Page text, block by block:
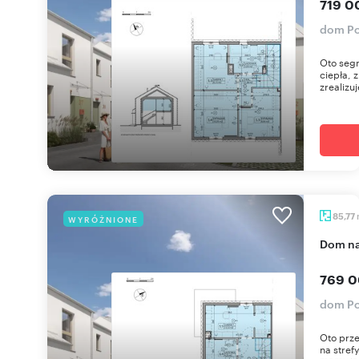
719
dom
Oto
ciepła,
WYRÓŻNIONE 85,77
dom
769
dom
Oto
na